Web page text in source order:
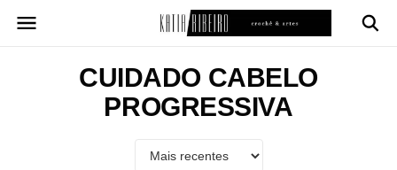
para
CUIDADO CABELO
PROGRESSIVA